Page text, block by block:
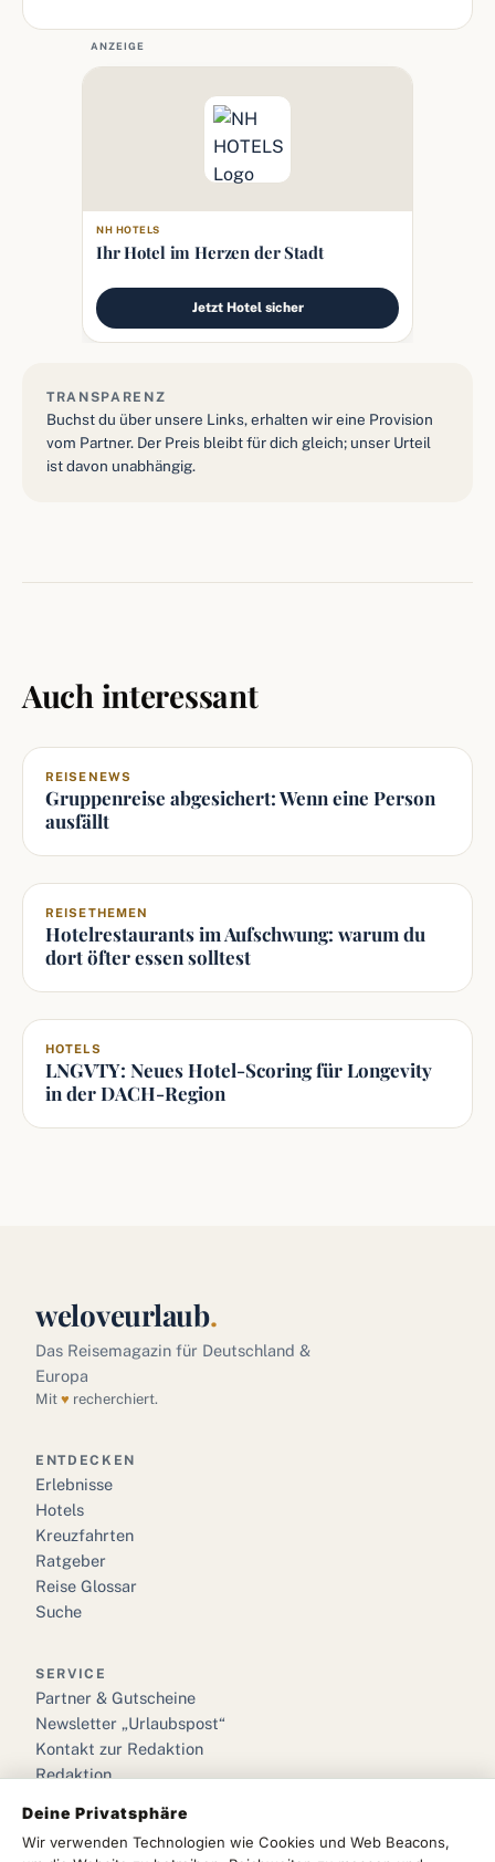
ANZEIGE
NH HOTELS
Ihr Hotel im Herzen der Stadt
Jetzt Hotel sicher
TRANSPARENZ
Buchst du über unsere Links, erhalten wir eine Provision
vom Partner. Der Preis bleibt für dich gleich; unser Urteil
ist davon unabhängig.
Auch interessant
REISENEWS
Gruppenreise abgesichert: Wenn eine Person
ausfällt
REISETHEMEN
Hotelrestaurants im Aufschwung: warum du
dort öfter essen solltest
HOTELS
LNGVTY: Neues Hotel-Scoring für Longevity
in der DACH-Region
weloveurlaub.
Das Reisemagazin für Deutschland &
Europa
Mit ♥ recherchiert.
ENTDECKEN
Erlebnisse
Hotels
Kreuzfahrten
Ratgeber
Reise Glossar
Suche
SERVICE
Partner & Gutscheine
Newsletter „Urlaubspost“
Kontakt zur Redaktion
Redaktion
RECHTLICHES
Deine Privatsphäre
Wir verwenden Technologien wie Cookies und Web Beacons,